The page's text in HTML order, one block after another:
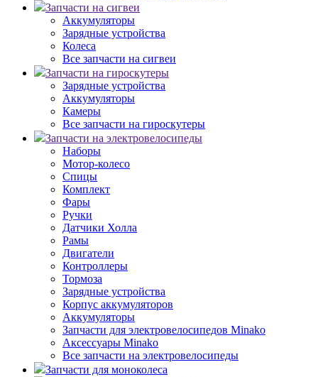
Запчасти на сигвеи
Аккумуляторы
Зарядные устройства
Колеса
Все запчасти на сигвеи
Запчасти на гироскутеры
Зарядные устройства
Аккумуляторы
Камеры
Все запчасти на гироскутеры
Запчасти на электровелосипеды
Наборы
Мотор-колесо
Спицы
Комплект
Фары
Ручки
Датчики Холла
Рамы
Двигатели
Контроллеры
Тормоза
Зарядные устройства
Корпус аккумуляторов
Аккумуляторы
Запчасти для электровелосипедов Minako
Аксессуары Minako
Все запчасти на электровелосипеды
Запчасти для моноколеса